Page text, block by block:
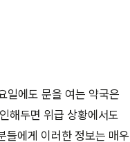
일에도 문을 여는 약국은
해두면 위급 상황에서도
들에게 이러한 정보는 매우